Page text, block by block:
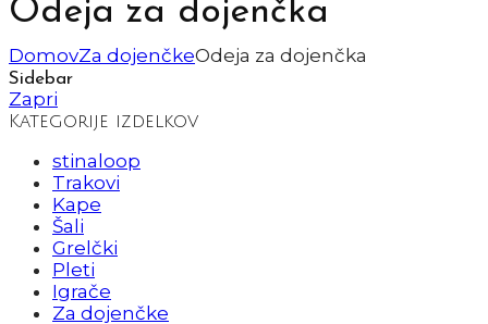
Odeja za dojenčka
DomovZa dojenčkeOdeja za dojenčka
Sidebar
Zapri
Kategorije izdelkov
stinaloop
Trakovi
Kape
Šali
Grelčki
Pleti
Igrače
Za dojenčke